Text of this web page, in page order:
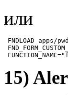
или
FNDLOAD apps/
15)